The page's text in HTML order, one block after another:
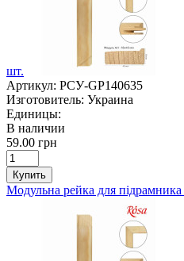
шт.
Артикул: РСУ-GP140635
Изготовитель: Украина
Единицы:
В наличии
59.00 грн
Купить
Модульна рейка для